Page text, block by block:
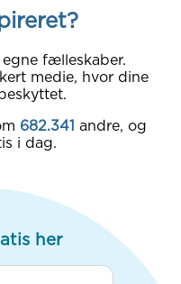
fælleskaber.
medie, hvor dine
682.341 andre, og
i dag.
her